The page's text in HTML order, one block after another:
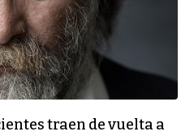
traen de vuelta a